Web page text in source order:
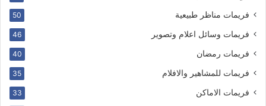
فريمات مناظر طبيعية 50
فريمات وسائل اعلام وتصوير 46
فريمات رمضان 40
فريمات للمشاهير والافلام 35
فريمات الاماكن 33